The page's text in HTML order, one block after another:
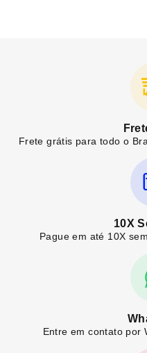
Frete grátis para todo o
10X
Pague em até 10X
Entre em contato por